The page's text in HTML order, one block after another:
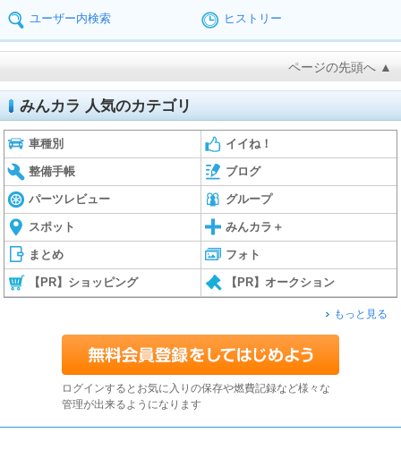
ユーザー内検索
ヒストリー
ページの先頭へ ▲
みんカラ 人気のカテゴリ
車種別 イイね！
整備手帳 ブログ
パーツレビュー グループ
スポット みんカラ＋
まとめ フォト
【PR】ショッピング 【PR】オークション
もっと見る
ログインするとお気に入りの保存や燃費記録など様々な
管理が出来るようになります